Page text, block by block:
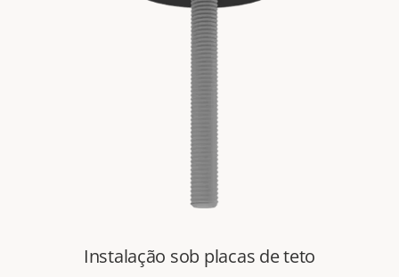
Instalação sob placas de teto